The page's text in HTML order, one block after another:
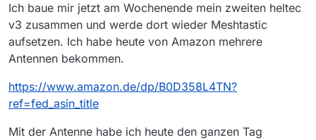
Ich baue mir jetzt am Wochenende mein zweiten heltec
v3 zusammen und werde dort wieder Meshtastic
aufsetzen. Ich habe heute von Amazon mehrere
Antennen bekommen.
https://www.amazon.de/dp/B0D358L4TN?
ref=fed_asin_title
Mit der Antenne habe ich heute den ganzen Tag